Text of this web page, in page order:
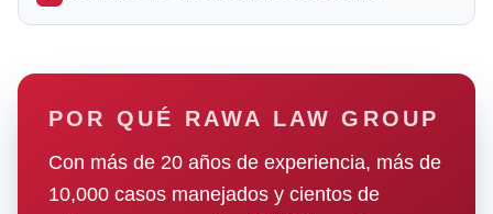
POR QUÉ RAWA LAW GROUP
Con más de 20 años de experiencia, más de
10,000 casos manejados y cientos de